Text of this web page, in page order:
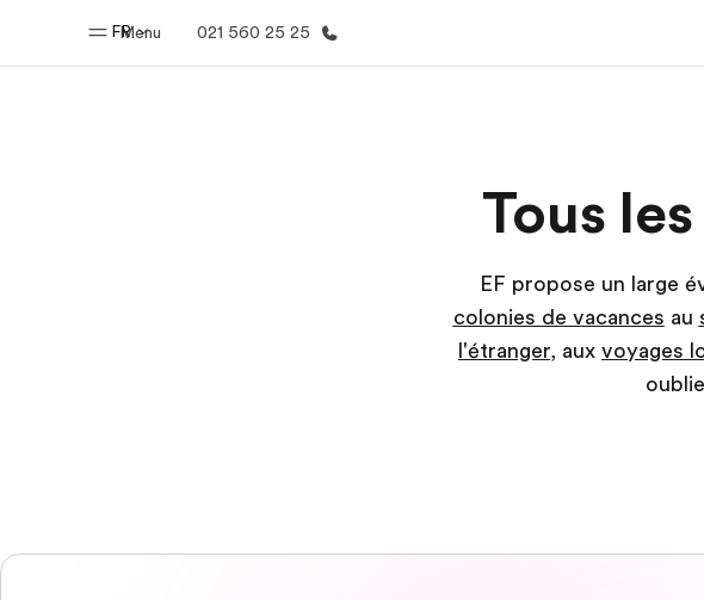
Menu
FR 021 560 25 25
Nos offres
Tous
EF propose un large
colonies de vacances au
l'étranger, aux voyages